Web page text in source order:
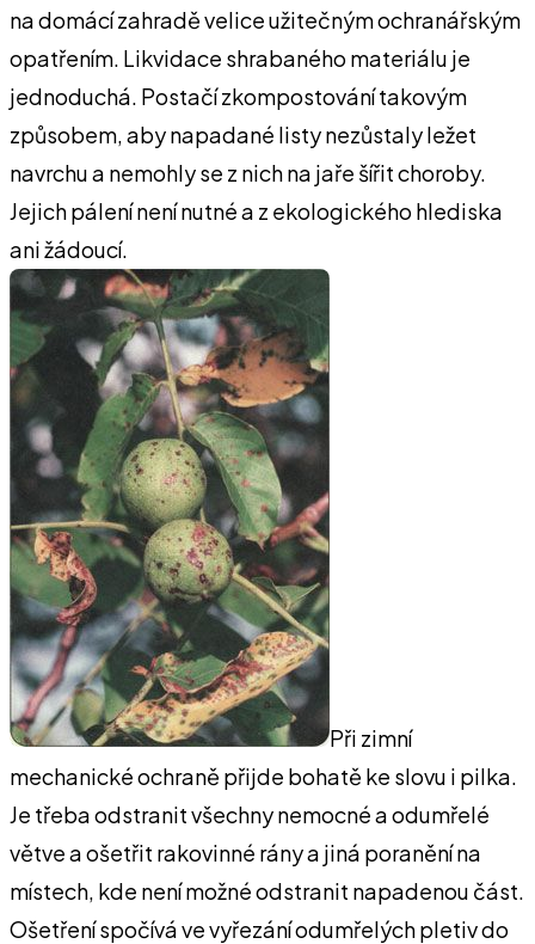
na domácí zahradě velice užitečným ochranářským
opatřením. Likvidace shrabaného materiálu je
jednoduchá. Postačí zkompostování takovým
způsobem, aby napadané listy nezůstaly ležet
navrchu a nemohly se z nich na jaře šířit choroby.
Jejich pálení není nutné a z ekologického hlediska
ani žádoucí.
Při zimní
mechanické ochraně přijde bohatě ke slovu i pilka.
Je třeba odstranit všechny nemocné a odumřelé
větve a ošetřit rakovinné rány a jiná poranění na
místech, kde není možné odstranit napadenou část.
Ošetření spočívá ve vyřezání odumřelých pletiv do